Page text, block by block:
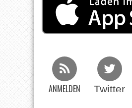
ANMELDEN Twitter